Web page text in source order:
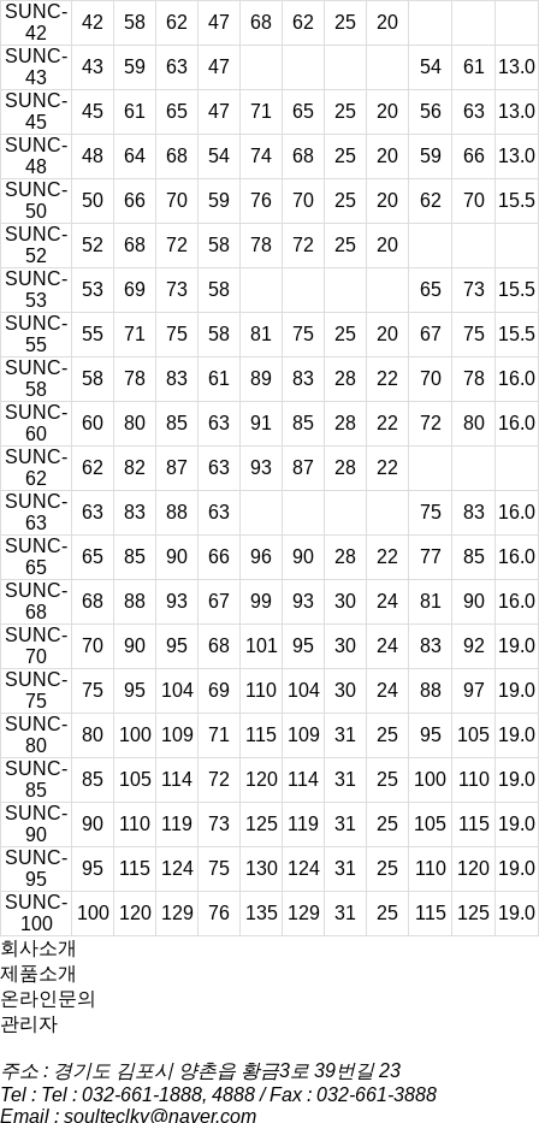
SUNC-
42
42 58 62 47 68 62 25
20
SUNC-
43
43 59 63 47 54 61
13.0
SUNC-
45
45 61 65 47 71 65 25 20 56 63
13.0
SUNC-
48
48 64 68 54 74 68 25 20 59 66
13.0
SUNC-
50
50 66 70 59 76 70 25 20 62 70
15.5
SUNC-
52
52 68 72 58 78 72 25
20
SUNC-
53
53 69 73 58 65 73
15.5
SUNC-
55
55 71 75 58 81 75 25 20 67 75
15.5
SUNC-
58
58 78 83 61 89 83 28 22 70 78
16.0
SUNC-
60
60 80 85 63 91 85 28 22 72 80
16.0
SUNC-
62
62 82 87 63 93 87 28
22
SUNC-
63
63 83 88 63 75 83
16.0
SUNC-
65
65 85 90 66 96 90 28 22 77 85
16.0
SUNC-
68
68 88 93 67 99 93 30 24 81 90
16.0
SUNC-
70
70 90 95 68 101 95 30 24 83 92
19.0
SUNC-
75
75 95 104 69 110 104 30 24 88 97
19.0
SUNC-
80
80 100 109 71 115 109 31 25 95 105 19.0
SUNC-
85
85 105 114 72 120 114 31 25 100 110 19.0
SUNC-
90
90 110 119 73 125 119 31 25 105 115 19.0
SUNC-
95
95 115 124 75 130 124 31 25 110 120 19.0
SUNC-
100
100 120 129 76 135 129 31 25 115 125 19.0
회사소개
제품소개
온라인문의
관리자
주소 : 경기도 김포시 양촌읍 황금3로 39번길 23
Tel : Tel : 032-661-1888, 4888 / Fax : 032-661-3888
Email : soulteclky@naver.com